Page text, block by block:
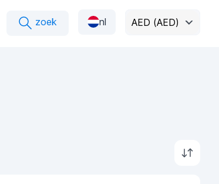
zoek nl AED (AED)